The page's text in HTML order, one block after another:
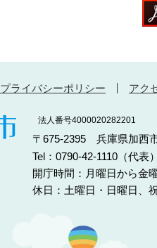
プライバシーポリシー アク
法人番号4000020282201
〒675-2395 兵庫県加西
Tel：0790-42-1110（代表）
開庁時間：月曜日から金
休日：土曜日・日曜日、